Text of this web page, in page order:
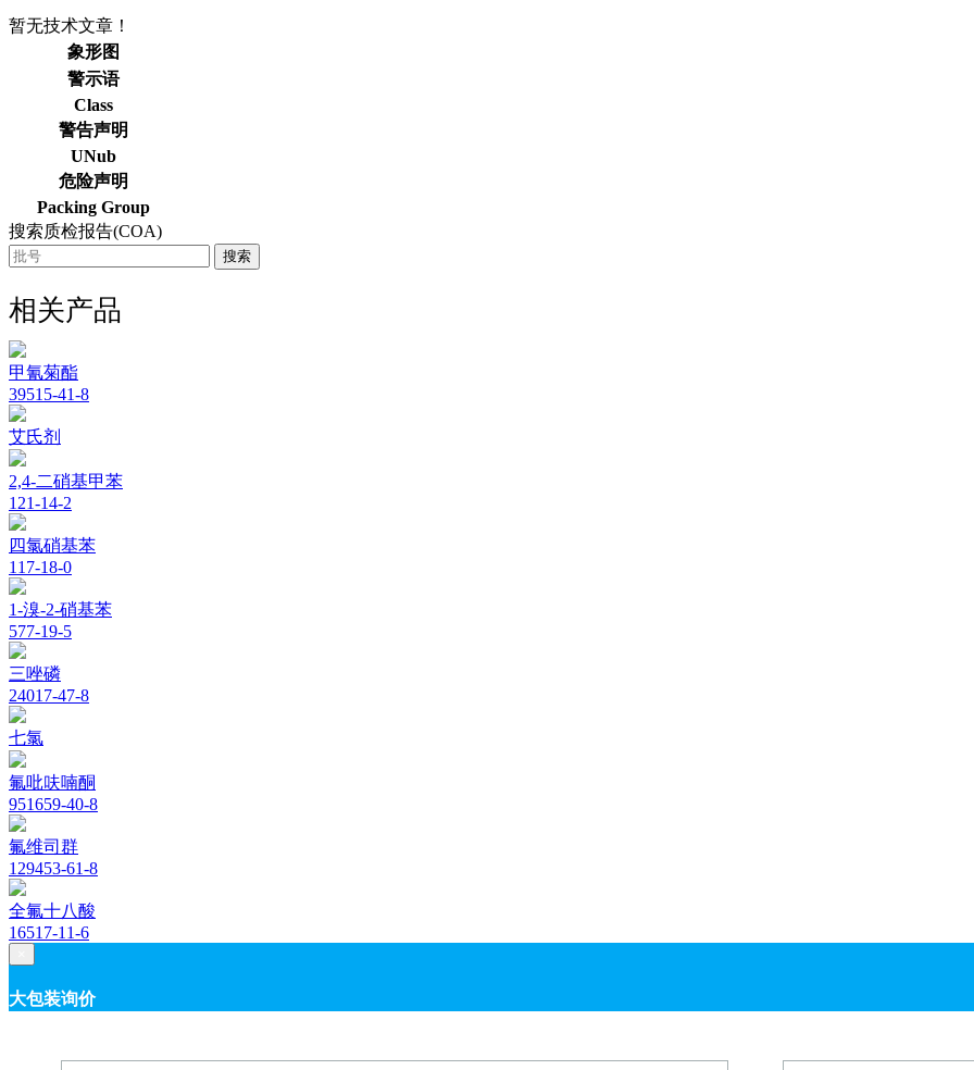
暂无技术文章！
象形图
警示语
Class
警告声明
UNub
危险声明
Packing Group
搜索质检报告(COA)
搜索
相关产品
甲氰菊酯
39515-41-8
艾氏剂
2,4-二硝基甲苯
121-14-2
四氯硝基苯
117-18-0
1-溴-2-硝基苯
577-19-5
三唑磷
24017-47-8
七氯
氟吡呋喃酮
951659-40-8
氟维司群
129453-61-8
全氟十八酸
16517-11-6
大包装询价